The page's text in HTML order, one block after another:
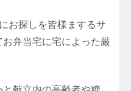
お探しを皆様まするサ
弁当宅に宅によった厳